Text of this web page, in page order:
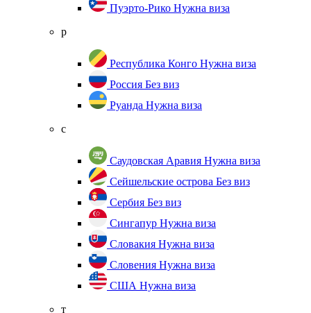
Пуэрто-Рико Нужна виза
р
Республика Конго Нужна виза
Россия Без виз
Руанда Нужна виза
с
Саудовская Аравия Нужна виза
Сейшельские острова Без виз
Сербия Без виз
Сингапур Нужна виза
Словакия Нужна виза
Словения Нужна виза
США Нужна виза
т